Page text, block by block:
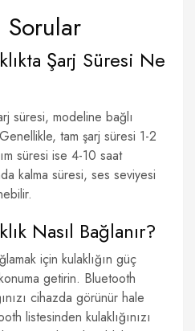
Sorular
Şarj Süresi Ne
süresi, modeline bağlı
tam şarj süresi 1-2
süresi ise 4-10 saat
kalma süresi, ses seviyesi
Nasıl Bağlanır?
için kulaklığın güç
getirin. Bluetooth
cihazda görünür hale
listesinden kulaklığınızı